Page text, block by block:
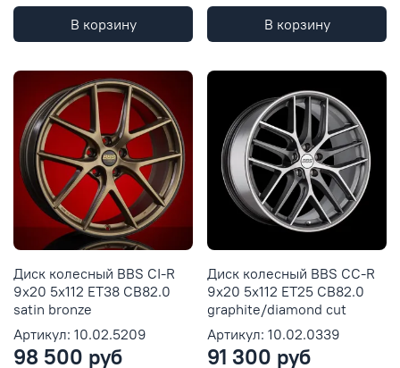
В корзину В корзину
Диск колесный BBS CI-R
9x20 5x112 ET38 CB82.0
satin bronze
Артикул: 10.02.5209
98 500 руб
Диск колесный BBS CC-R
9x20 5x112 ET25 CB82.0
graphite/diamond cut
Артикул: 10.02.0339
91 300 руб